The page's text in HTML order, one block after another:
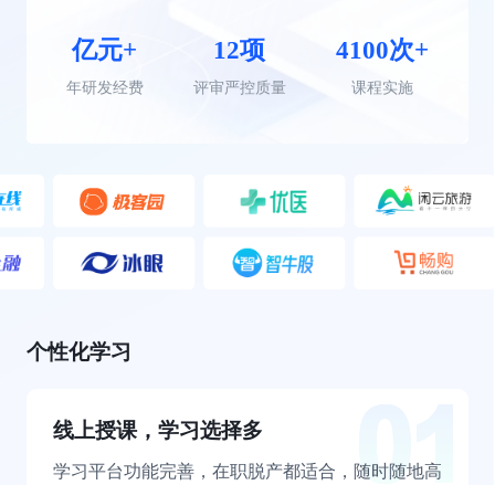
亿元+
年研发经费
12项
评审严控质量
4100次+
课程实施
个性化学习
线上授课，学习选择多
学习平台功能完善，在职脱产都适合，随时随地高